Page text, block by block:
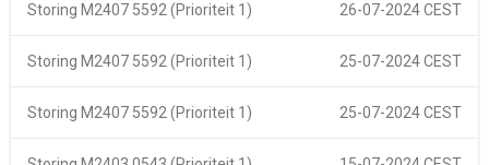
26-07-2024 CEST
Storing M2407 5592 (Prioriteit 1)
25-07-2024 CEST
Storing M2407 5592 (Prioriteit 1)
25-07-2024 CEST
Storing M2407 5592 (Prioriteit 1)